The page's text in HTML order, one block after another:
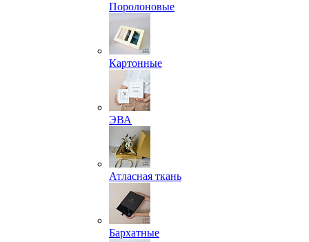
Поролоновые
Картонные
ЭВА
Атласная ткань
Бархатные